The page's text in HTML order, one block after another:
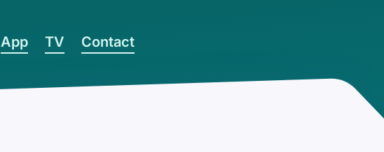
App TV Contact